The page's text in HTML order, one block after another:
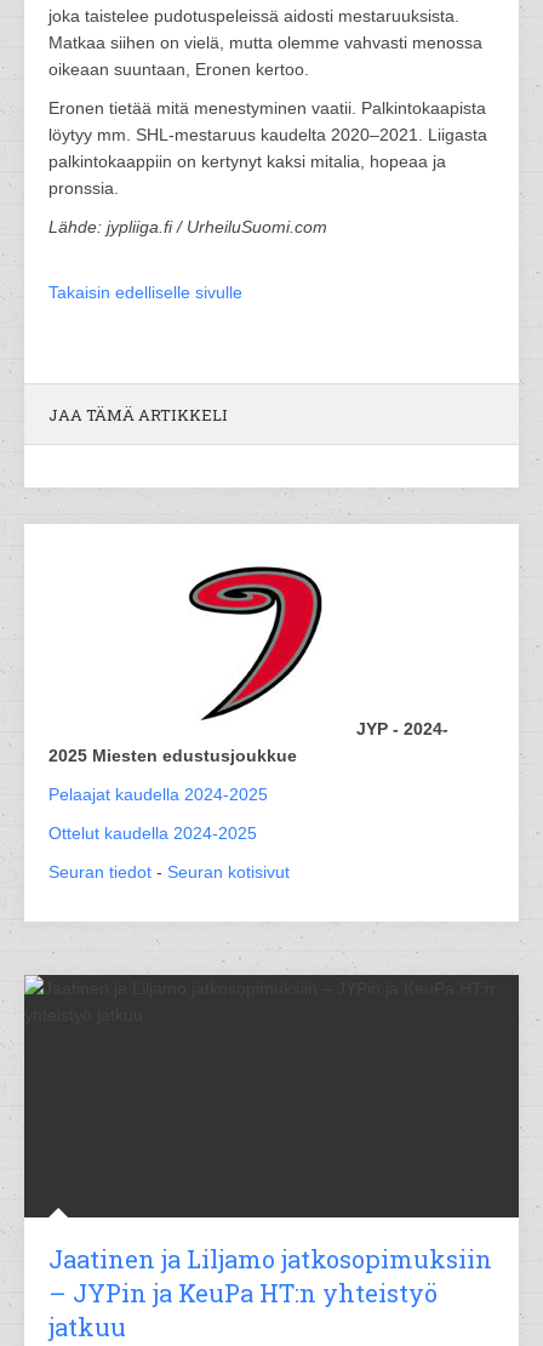
joka taistelee pudotuspeleissä aidosti mestaruuksista.
Matkaa siihen on vielä, mutta olemme vahvasti menossa
oikeaan suuntaan, Eronen kertoo.
Eronen tietää mitä menestyminen vaatii. Palkintokaapista
löytyy mm. SHL-mestaruus kaudelta 2020–2021. Liigasta
palkintokaappiin on kertynyt kaksi mitalia, hopeaa ja
pronssia.
Lähde: jypliiga.fi / UrheiluSuomi.com
Takaisin edelliselle sivulle
JAA TÄMÄ ARTIKKELI
JYP - 2024-
2025 Miesten edustusjoukkue
Pelaajat kaudella 2024-2025
Ottelut kaudella 2024-2025
Seuran tiedot - Seuran kotisivut
Jaatinen ja Liljamo jatkosopimuksiin
– JYPin ja KeuPa HT:n yhteistyö
jatkuu